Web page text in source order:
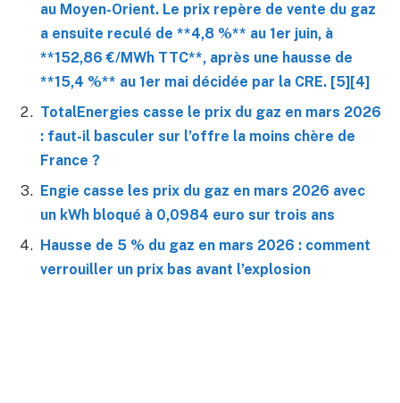
au Moyen-Orient. Le prix repère de vente du gaz
a ensuite reculé de **4,8 %** au 1er juin, à
**152,86 €/MWh TTC**, après une hausse de
**15,4 %** au 1er mai décidée par la CRE. [5][4]
TotalEnergies casse le prix du gaz en mars 2026
: faut-il basculer sur l’offre la moins chère de
France ?
Engie casse les prix du gaz en mars 2026 avec
un kWh bloqué à 0,0984 euro sur trois ans
Hausse de 5 % du gaz en mars 2026 : comment
verrouiller un prix bas avant l’explosion